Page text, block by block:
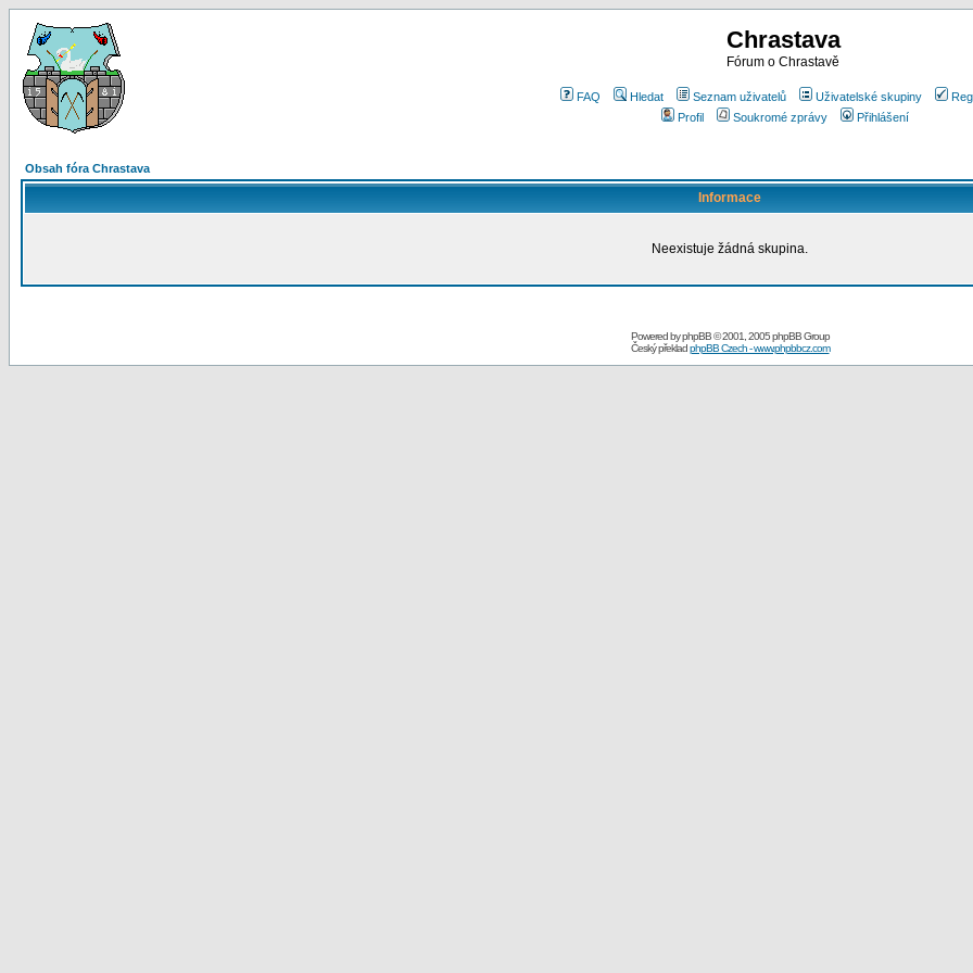
Chrastava
Fórum o Chrastavě
FAQ Hledat Seznam uživatelů Uživatelské skupiny
Profil
Soukromé zprávy Přihlášení
Obsah fóra Chrastava
Informace
Neexistuje žádná skupina.
Powered byphpBB© 2001, 2005 phpBB Group
Český překladphpBB Czech - www.phpbbcz.com